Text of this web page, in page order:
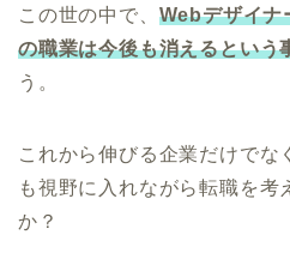
この世の中で、 Webデザイナ
の職業は今後も消えるという
う。
これから伸びる企業だけでな
も視野に入れながら転職を考
か？